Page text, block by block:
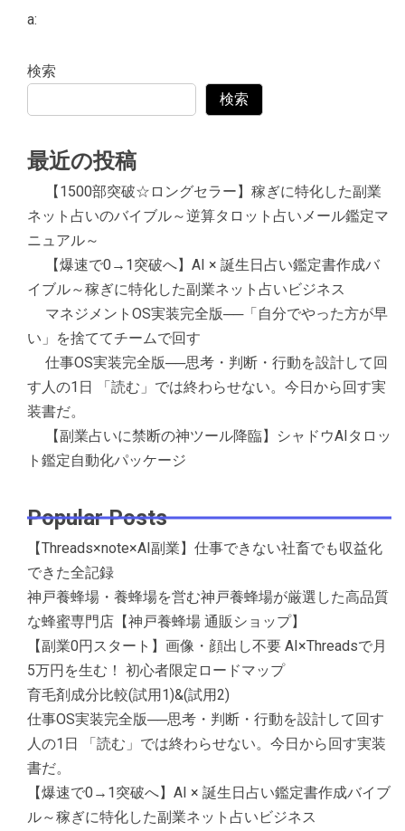
a:
検索
検索
最近の投稿
【1500部突破☆ロングセラー】稼ぎに特化した副業
ネット占いのバイブル～逆算タロット占いメール鑑定マ
ニュアル～
【爆速で0→1突破へ】AI × 誕生日占い鑑定書作成バ
イブル～稼ぎに特化した副業ネット占いビジネス
マネジメントOS実装完全版──「自分でやった方が早
い」を捨ててチームで回す
仕事OS実装完全版──思考・判断・行動を設計して回
す人の1日 「読む」では終わらせない。今日から回す実
装書だ。
【副業占いに禁断の神ツール降臨】シャドウAIタロッ
ト鑑定自動化パッケージ
Popular Posts
【Threads×note×AI副業】仕事できない社畜でも収益化
できた全記録
神戸養蜂場・養蜂場を営む神戸養蜂場が厳選した高品質
な蜂蜜専門店【神戸養蜂場 通販ショップ】
【副業0円スタート】画像・顔出し不要 AI×Threadsで月
5万円を生む！ 初心者限定ロードマップ
育毛剤成分比較(試用1)&(試用2)
仕事OS実装完全版──思考・判断・行動を設計して回す
人の1日 「読む」では終わらせない。今日から回す実装
書だ。
【爆速で0→1突破へ】AI × 誕生日占い鑑定書作成バイブ
ル～稼ぎに特化した副業ネット占いビジネス